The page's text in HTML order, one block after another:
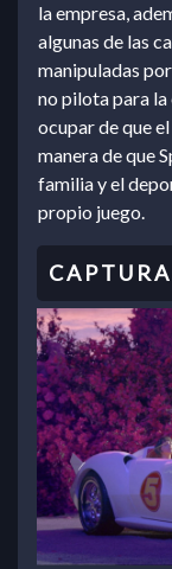
la empresa,
algunas de las
manipuladas
no pilota para la
ocupar de que
manera de que
familia y el
propio juego.